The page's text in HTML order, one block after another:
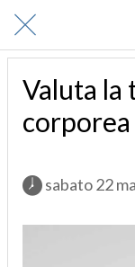
Valuta la
corporea
sabato 22